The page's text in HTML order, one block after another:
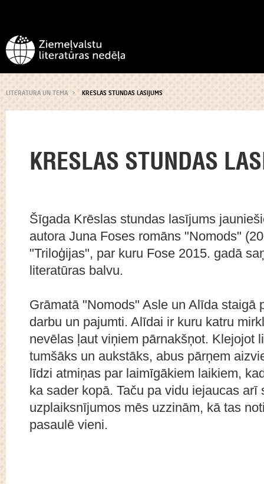
LITERATURA UN TEMA KRESLAS STUNDAS LASIJUMS
KRESLAS STUNDAS
Šīgada Krēslas stundas lasījums
autora Juna Foses romāns "Nomods"
"Triloģijas", par kuru Fose 2015. gadā
literatūras balvu.
Grāmatā "Nomods" Asle un Alīda staigā
darbu un pajumti. Alīdai ir kuru katru
nevēlas ļaut viņiem pārnakšņot. Klejojot
tumšāks un aukstāks, abus pārņem
līdzi atmiņas par laimīgākiem laikiem,
ka sader kopā. Taču pa vidu iejaucas
uzplaiksnījumos mēs uzzinām, kā tas
pasaulē vieni.